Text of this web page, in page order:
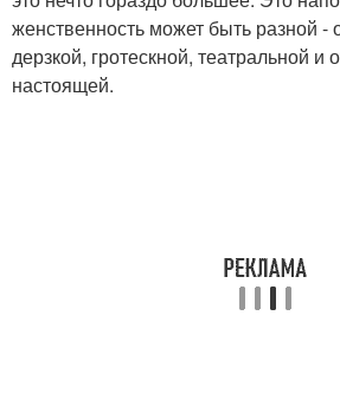
женственность может быть разной -
дерзкой, гротескной, театральной и
настоящей.